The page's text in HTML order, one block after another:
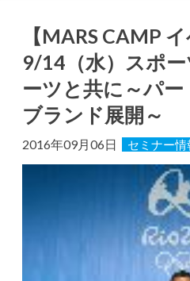
【MARS CAMP イ
9/14（水）スポ
ーツと共に～パ
ブランド展開～
2016年09月06日 セミナー情